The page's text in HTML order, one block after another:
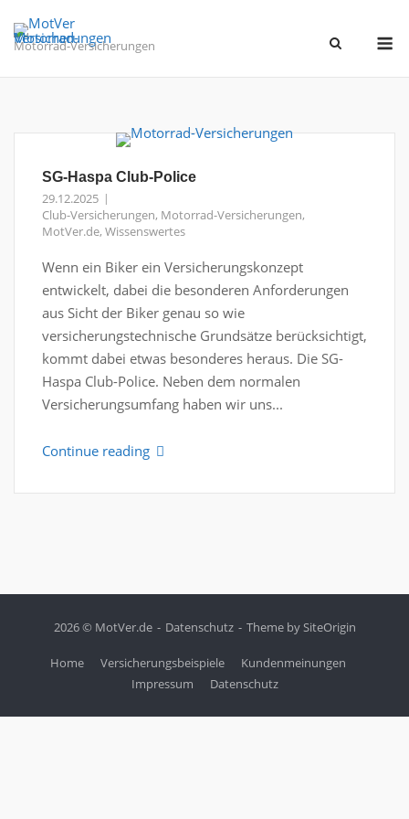
content
Motorrad-Versicherungen
SG-Haspa Club-Police
29.12.2025
Club-Versicherungen, Motorrad-Versicherungen,
MotVer.de, Wissenswertes
Wenn ein Biker ein Versicherungskonzept
entwickelt, dabei die besonderen Anforderungen
aus Sicht der Biker genau so wie
versicherungstechnische Grundsätze berücksichtigt,
kommt dabei etwas besonderes heraus. Die SG-
Haspa Club-Police. Neben dem normalen
Versicherungsumfang haben wir uns...
Continue reading
2026 © MotVer.de Datenschutz Theme bySiteOrigin
Home Versicherungsbeispiele
Kundenmeinungen
Impressum
Datenschutz